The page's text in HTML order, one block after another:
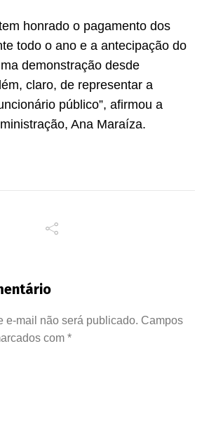
honrado o pagamento dos
todo o ano e a antecipação do
demonstração desde
claro, de representar a
público”, afirmou a
Ana Maraíza.
e-mail não será publicado. Campos
com *